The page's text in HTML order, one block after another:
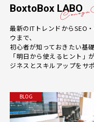
BoxtoBox LABO
最新のITトレンドからSEO
ウまで、
初心者が知っておきたい基
「明日から使えるヒント」
ジネスとスキルアップをサ
BLOG